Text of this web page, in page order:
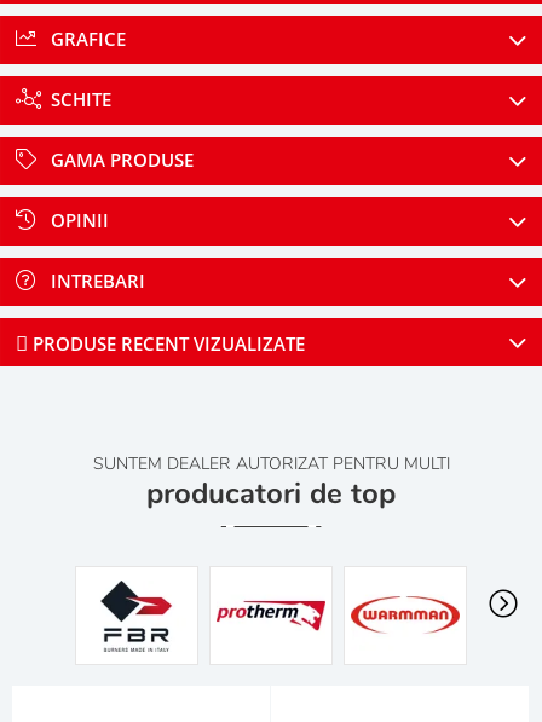
GRAFICE
SCHITE
GAMA PRODUSE
OPINII
INTREBARI
PRODUSE RECENT VIZUALIZATE
SUNTEM DEALER AUTORIZAT PENTRU MULTI
producatori de top